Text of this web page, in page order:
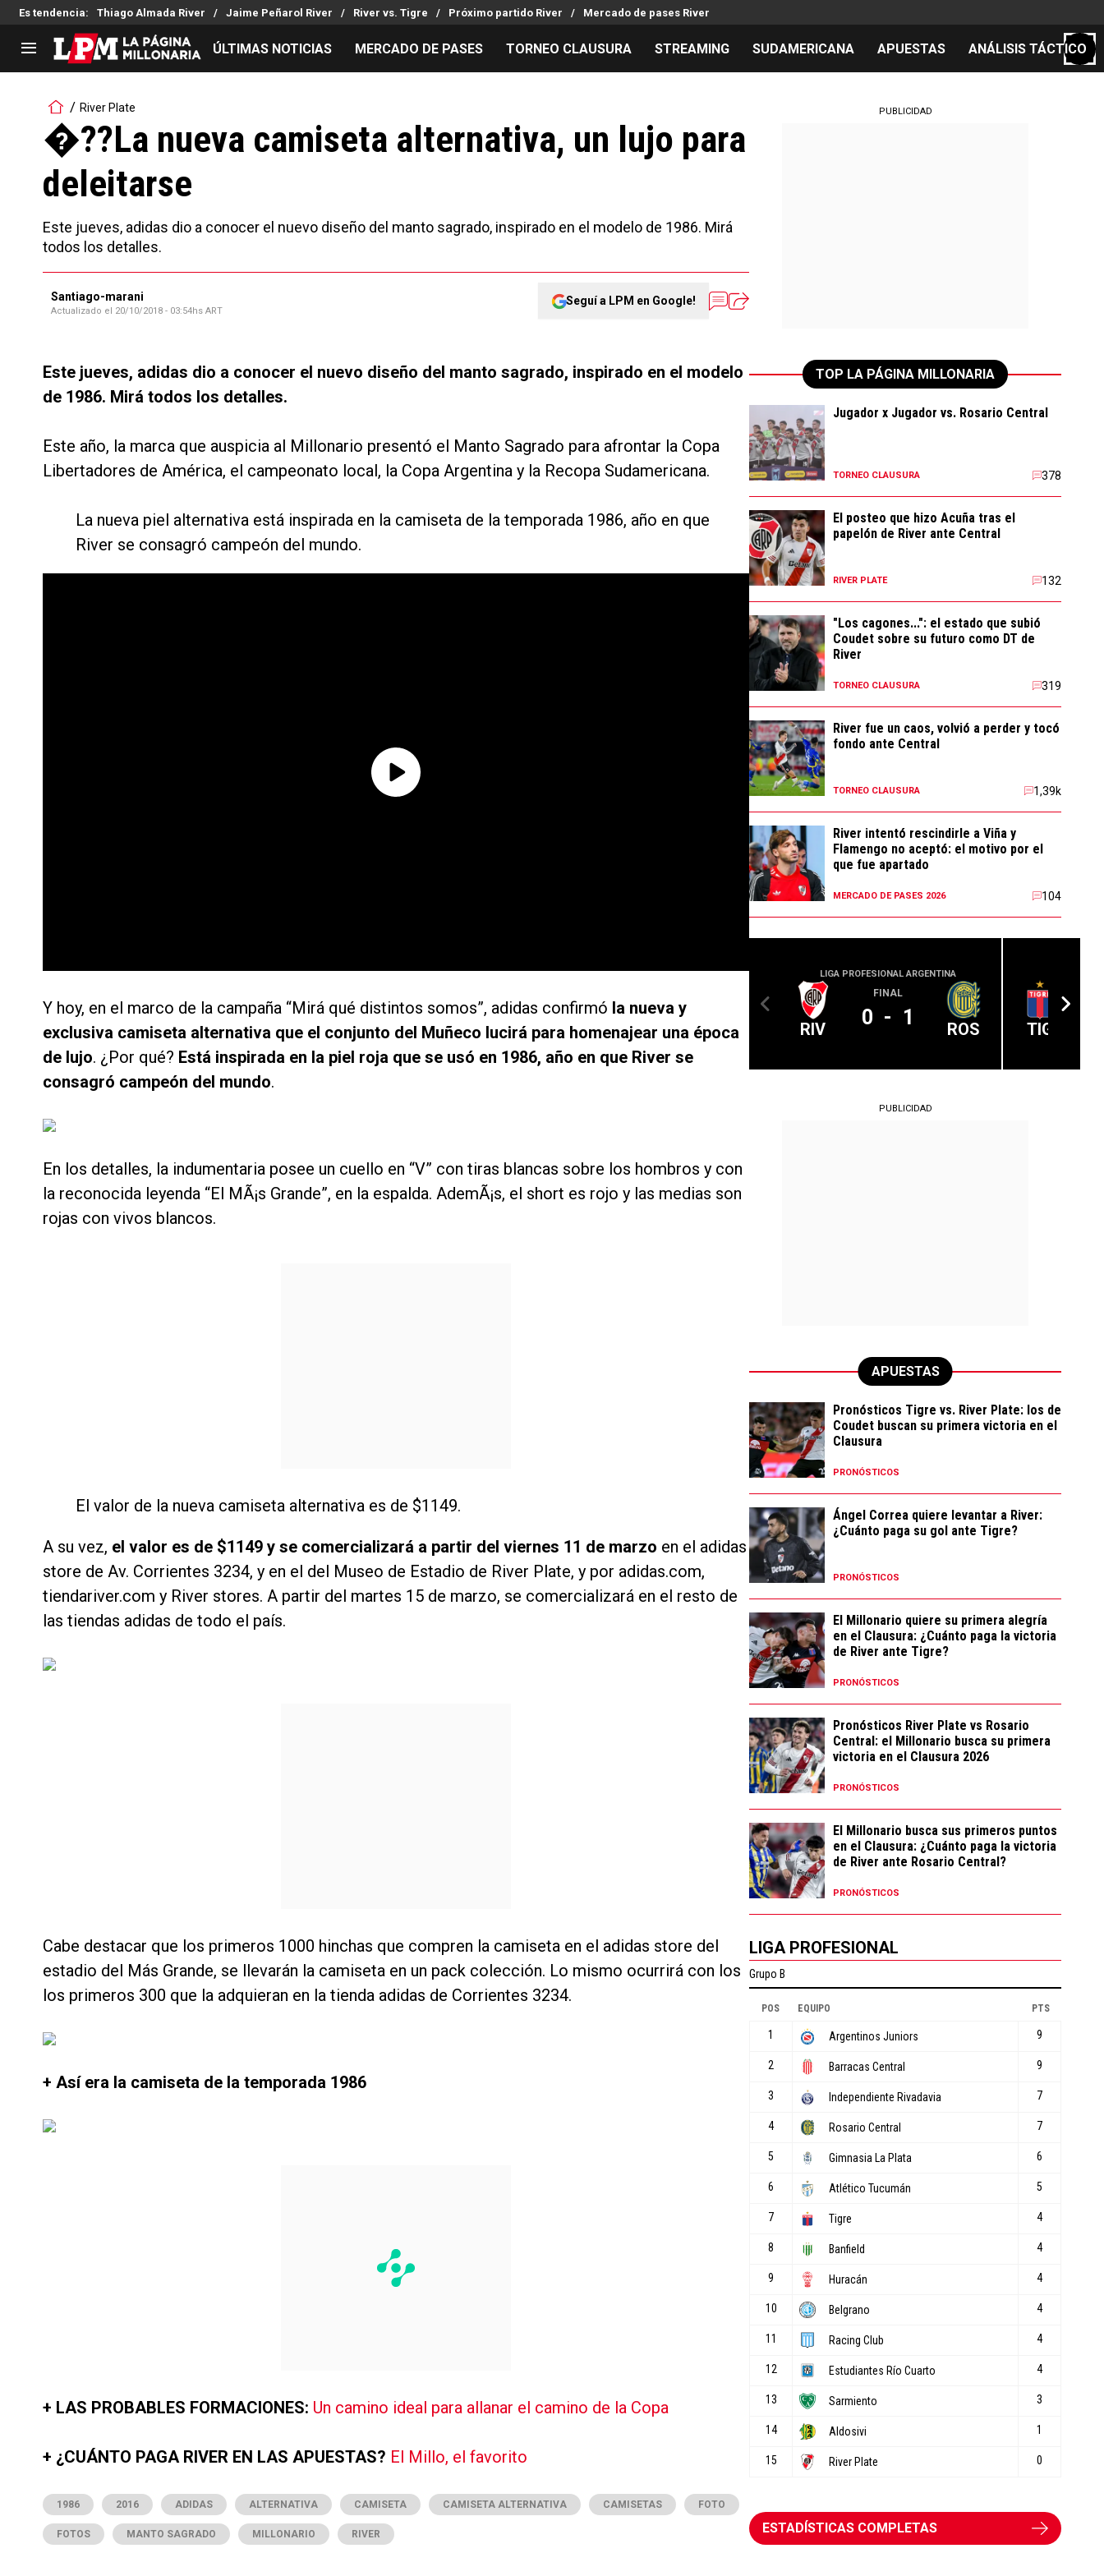
Es tendencia: Thiago Almada River Jaime Peñarol River River vs. Tigre Próximo partido River Mercado de pases River
LIGA PROFESIONAL
Noticias
Tabla de posiciones
Fixture
Reserva
Copa Sudamericana
Copa Argentina
Mercado de Pases
Análisis tácticos
Streaming
Entradas
Guías
ÚLTIMAS NOTICIAS MERCADO DE PASES TORNEO CLAUSURA STREAMING SUDAMERICANA APUESTAS ANÁLISIS TÁCTICO
River Plate
�??La nueva camiseta alternativa, un lujo para
deleitarse
Este jueves, adidas dio a conocer el nuevo diseño del manto sagrado, inspirado en el modelo de 1986. Mirá
todos los detalles.
Santiago-marani
Actualizado el 20/10/2018 - 03:54hs ART
Seguí a LPM en Google!
Este jueves, adidas dio a conocer el nuevo diseño del manto sagrado, inspirado en el modelo
de 1986. Mirá todos los detalles.
Este año, la marca que auspicia al Millonario presentó el Manto Sagrado para afrontar la Copa
Libertadores de América, el campeonato local, la Copa Argentina y la Recopa Sudamericana.
La nueva piel alternativa está inspirada en la camiseta de la temporada 1986, año en que
River se consagró campeón del mundo.
Y hoy, en el marco de la campaña “Mirá qué distintos somos”, adidas confirmó la nueva y
exclusiva camiseta alternativa que el conjunto del Muñeco lucirá para homenajear una época
de lujo. ¿Por qué? Está inspirada en la piel roja que se usó en 1986, año en que River se
consagró campeón del mundo.
En los detalles, la indumentaria posee un cuello en “V” con tiras blancas sobre los hombros y con
la reconocida leyenda “El MÃ¡s Grande”, en la espalda. AdemÃ¡s, el short es rojo y las medias son
rojas con vivos blancos.
El valor de la nueva camiseta alternativa es de $1149.
A su vez, el valor es de $1149 y se comercializará a partir del viernes 11 de marzo en el adidas
store de Av. Corrientes 3234, y en el del Museo de Estadio de River Plate, y por adidas.com,
tiendariver.com y River stores. A partir del martes 15 de marzo, se comercializará en el resto de
las tiendas adidas de todo el país.
Cabe destacar que los primeros 1000 hinchas que compren la camiseta en el adidas store del
estadio del Más Grande, se llevarán la camiseta en un pack colección. Lo mismo ocurrirá con los
los primeros 300 que la adquieran en la tienda adidas de Corrientes 3234.
+ Así era la camiseta de la temporada 1986
+ LAS PROBABLES FORMACIONES: Un camino ideal para allanar el camino de la Copa
+ ¿CUÁNTO PAGA RIVER EN LAS APUESTAS? El Millo, el favorito
1986 2016 ADIDAS ALTERNATIVA CAMISETA CAMISETA ALTERNATIVA CAMISETAS FOTO
FOTOS MANTO SAGRADO MILLONARIO RIVER
PUBLICIDAD
TOP LA PÁGINA MILLONARIA
Jugador x Jugador vs. Rosario Central
TORNEO CLAUSURA 378
El posteo que hizo Acuña tras el
papelón de River ante Central
RIVER PLATE 132
"Los cagones...": el estado que subió
Coudet sobre su futuro como DT de
River
TORNEO CLAUSURA 319
River fue un caos, volvió a perder y tocó
fondo ante Central
TORNEO CLAUSURA 1,39k
River intentó rescindirle a Viña y
Flamengo no aceptó: el motivo por el
que fue apartado
MERCADO DE PASES 2026 104
LIGA PROFESIONAL ARGENTINA
RIV
FINAL
0 - 1 ROS TIG
PUBLICIDAD
APUESTAS
Pronósticos Tigre vs. River Plate: los de
Coudet buscan su primera victoria en el
Clausura
PRONÓSTICOS
Ángel Correa quiere levantar a River:
¿Cuánto paga su gol ante Tigre?
PRONÓSTICOS
El Millonario quiere su primera alegría
en el Clausura: ¿Cuánto paga la victoria
de River ante Tigre?
PRONÓSTICOS
Pronósticos River Plate vs Rosario
Central: el Millonario busca su primera
victoria en el Clausura 2026
PRONÓSTICOS
El Millonario busca sus primeros puntos
en el Clausura: ¿Cuánto paga la victoria
de River ante Rosario Central?
PRONÓSTICOS
LIGA PROFESIONAL
ESTADÍSTICAS COMPLETAS